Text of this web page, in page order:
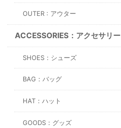
OUTER : アウター
ACCESSORIES：アクセサリー
SHOES：シューズ
BAG：バッグ
HAT：ハット
GOODS：グッズ